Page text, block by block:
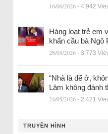
16/06/2026 - 4.942
Hàng loạt trẻ em
khẩn cầu bà Ngô
28/05/2026 - 3.773
“Nhà là để ở,
Lâm không đánh
24/05/2026 - 2.421
TRUYỀN HÌNH